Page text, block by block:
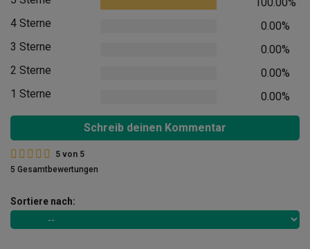
4 Sterne
0.00%
3 Sterne
0.00%
2 Sterne
0.00%
1 Sterne
0.00%
Schreib deinen Kommentar
5 von 5
5 Gesamtbewertungen
Sortiere nach: